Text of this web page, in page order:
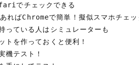
でチェックできる
ればChromeで簡単！擬似スマホチェッ
っている人はシミュレーターも
トを作っておくと便利！
機テスト！